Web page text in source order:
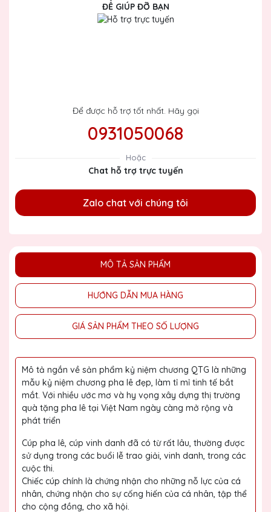
ĐỂ GIÚP ĐỠ BẠN
Để được hỗ trợ tốt nhất. Hãy gọi
0931050068
Hoặc
Chat hỗ trợ trực tuyến
Zalo chat với chúng tôi
MÔ TẢ SẢN PHẨM
HƯỚNG DẪN MUA HÀNG
GIÁ SẢN PHẨM THEO SỐ LƯỢNG
Mô tả ngắn về sản phẩm kỷ niệm chương QTG là những
mẫu kỷ niệm chương pha lê đẹp, làm tỉ mỉ tinh tế bắt
mắt. Với nhiều ước mơ và hy vọng xây dựng thị trường
quà tặng pha lê tại Việt Nam ngày càng mở rộng và
phát triển
Cúp pha lê, cúp vinh danh đã có từ rất lâu, thường được
sử dụng trong các buổi lễ trao giải, vinh danh, trong các
cuộc thi.
Chiếc cúp chính là chứng nhận cho những nỗ lực của cá
nhân, chứng nhận cho sự cống hiến của cá nhân, tập thể
cho cộng đồng, cho xã hội.